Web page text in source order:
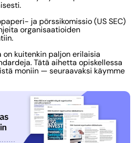
ja pörssikomissio (US SEC)
organisaatioiden
on kuitenkin paljon erilaisia
Tätä aihetta opiskellessa
moniin — seuraavaksi käymme